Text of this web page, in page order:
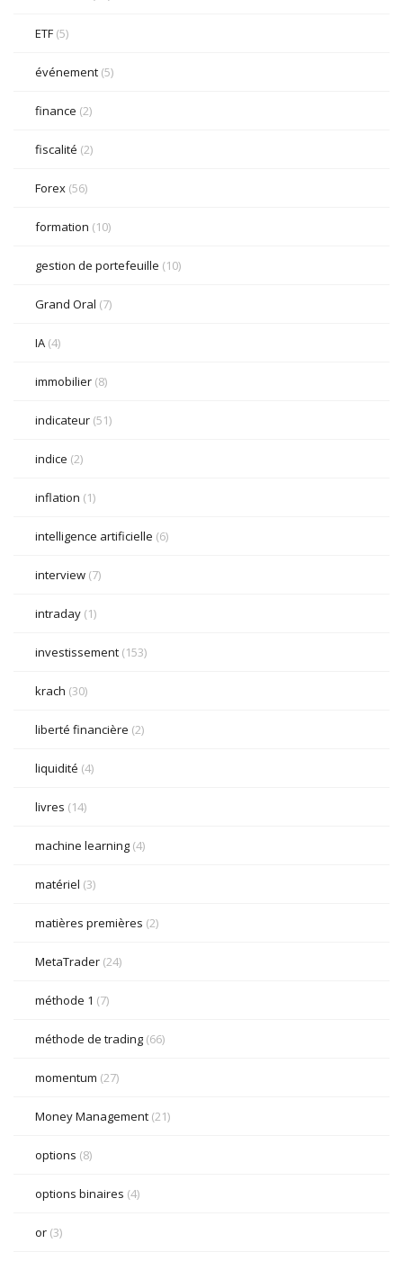
ETF (5)
événement (5)
finance (2)
fiscalité (2)
Forex (56)
formation (10)
gestion de portefeuille (10)
Grand Oral (7)
IA (4)
immobilier (8)
indicateur (51)
indice (2)
inflation (1)
intelligence artificielle (6)
interview (7)
intraday (1)
investissement (153)
krach (30)
liberté financière (2)
liquidité (4)
livres (14)
machine learning (4)
matériel (3)
matières premières (2)
MetaTrader (24)
méthode 1 (7)
méthode de trading (66)
momentum (27)
Money Management (21)
options (8)
options binaires (4)
or (3)